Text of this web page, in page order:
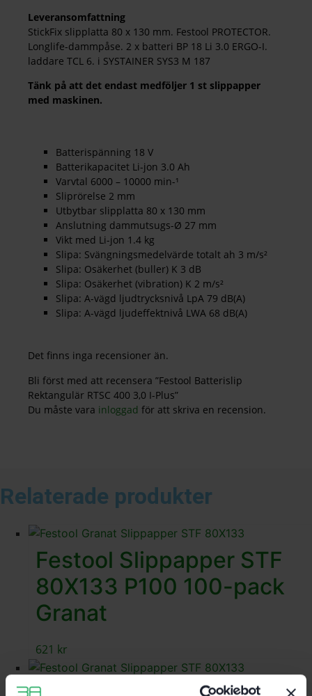
Leveransomfattning
StickFix slipplatta 80 x 130 mm. Festool PROTECTOR.
Longlife-dammpåse. 2 x batteri BP 18 Li 3.0 ERGO-I.
laddare TCL 6. i SYSTAINER SYS3 M 187
Tänk på att det endast medföljer 1 st slippapper
med maskinen.
Batterispänning 18 V
Batterikapacitet Li-jon 3.0 Ah
Varvtal 6000 – 10000 min-¹
Sliprörelse 2 mm
Utbytbar slipplatta 80 x 130 mm
Anslutning dammutsugs-Ø 27 mm
Vikt med Li-jon 1.4 kg
Slipa: Svängningsmedelvärde totalt ah 3 m/s²
Slipa: Osäkerhet (buller) K 3 dB
Slipa: Osäkerhet (vibration) K 2 m/s²
Slipa: A-vägd ljudtrycksnivå LpA 79 dB(A)
Slipa: A-vägd ljudeffektnivå LWA 68 dB(A)
Det finns inga recensioner än.
Bli först med att recensera ”Festool Batterislip
Rektangulär RTSC 400 3,0 I-Plus”
Du måste vara inloggad för att skriva en recension.
Relaterade produkter
Festool Slippapper STF
80X133 P100 100-pack
Granat
621 kr